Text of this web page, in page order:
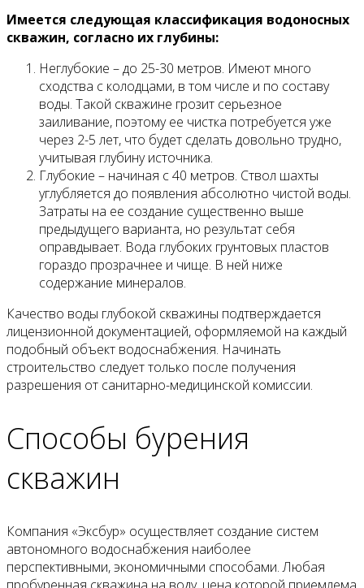
Имеется следующая классификация водоносных
скважин, согласно их глубины:
Неглубокие – до 25-30 метров. Имеют много
сходства с колодцами, в том числе и по составу
воды. Такой скважине грозит серьезное
заиливание, поэтому ее чистка потребуется уже
через 2-5 лет, что будет сделать довольно трудно,
учитывая глубину источника.
Глубокие – начиная с 40 метров. Ствол шахты
углубляется до появления абсолютно чистой воды.
Затраты на ее создание существенно выше
предыдущего варианта, но результат себя
оправдывает. Вода глубоких грунтовых пластов
гораздо прозрачнее и чище. В ней ниже
содержание минералов.
Качество воды глубокой скважины подтверждается
лицензионной документацией, оформляемой на каждый
подобный объект водоснабжения. Начинать
строительство следует только после получения
разрешения от санитарно-медицинской комиссии.
Способы бурения
скважин
Компания «Эксбур» осуществляет создание систем
автономного водоснабжения наиболее
перспективными, экономичными способами. Любая